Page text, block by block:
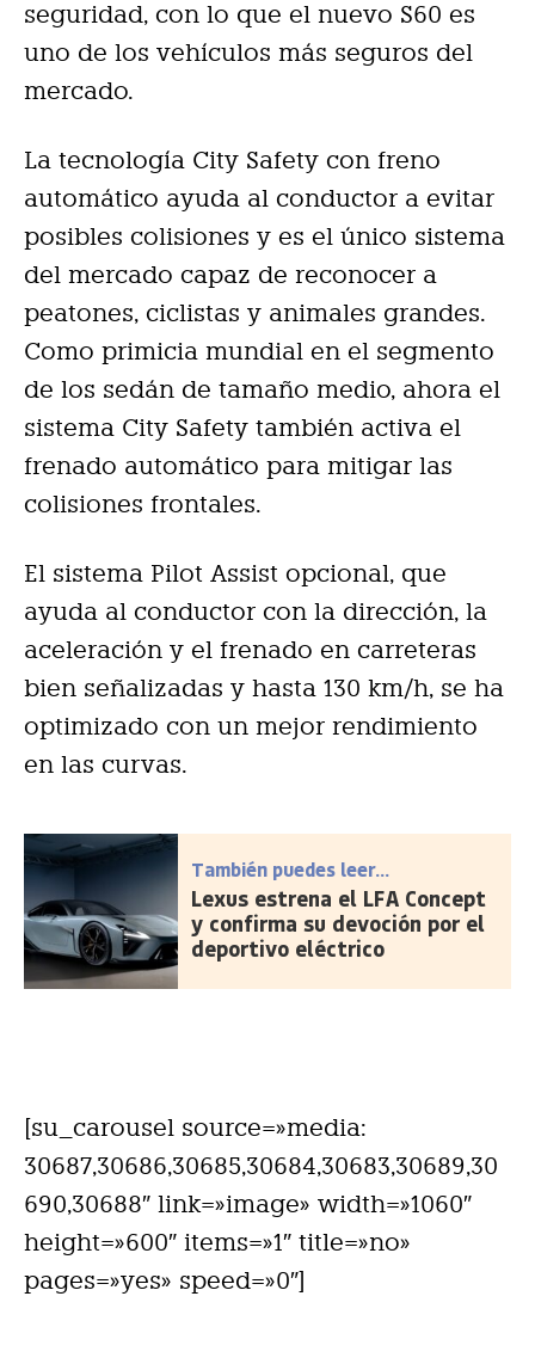
seguridad, con lo que el nuevo S60 es
uno de los vehículos más seguros del
mercado.
La tecnología City Safety con freno
automático ayuda al conductor a evitar
posibles colisiones y es el único sistema
del mercado capaz de reconocer a
peatones, ciclistas y animales grandes.
Como primicia mundial en el segmento
de los sedán de tamaño medio, ahora el
sistema City Safety también activa el
frenado automático para mitigar las
colisiones frontales.
El sistema Pilot Assist opcional, que
ayuda al conductor con la dirección, la
aceleración y el frenado en carreteras
bien señalizadas y hasta 130 km/h, se ha
optimizado con un mejor rendimiento
en las curvas.
También puedes leer...
Lexus estrena el LFA Concept
y confirma su devoción por el
deportivo eléctrico
[su_carousel source=»media:
30687,30686,30685,30684,30683,30689,30
690,30688″ link=»image» width=»1060″
height=»600″ items=»1″ title=»no»
pages=»yes» speed=»0″]